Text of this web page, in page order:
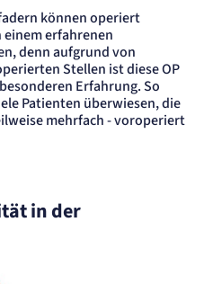
können operiert
erfahrenen
denn aufgrund von
Stellen ist diese OP
Erfahrung. So
Patienten überwiesen, die
mehrfach - voroperiert
in der